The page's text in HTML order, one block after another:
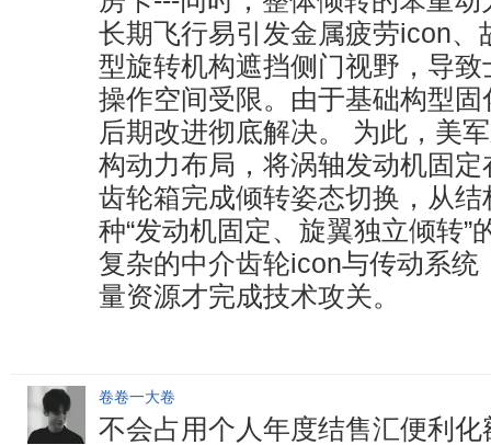
长期飞行易引发金属疲劳icon
型旋转机构遮挡侧门视野，导
操作空间受限。由于基础构型
后期改进彻底解决。 为此，美
构动力布局，将涡轴发动机固
齿轮箱完成倾转姿态切换，从
种“发动机固定、旋翼独立倾转
复杂的中介齿轮icon与传动系
量资源才完成技术攻关。
卷卷一大卷
不会占用个人年度结售汇便利化